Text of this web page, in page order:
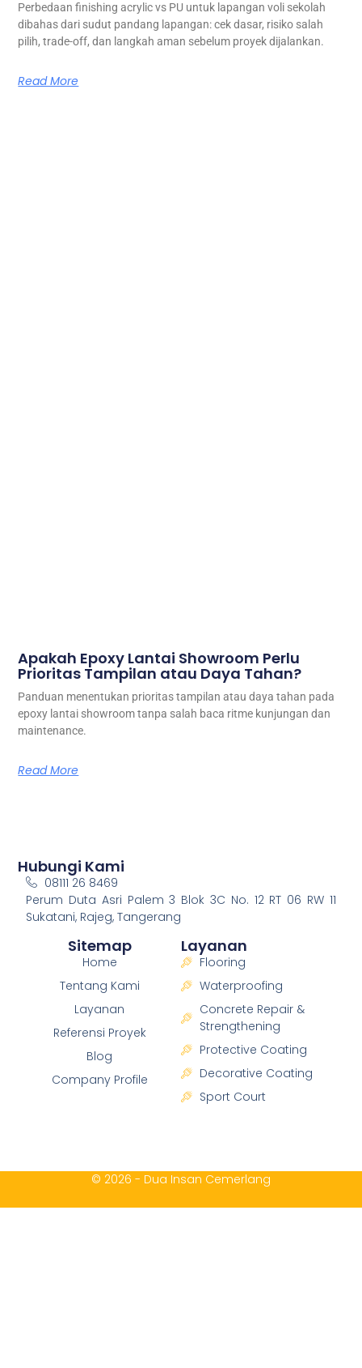
Perbedaan finishing acrylic vs PU untuk lapangan voli sekolah
dibahas dari sudut pandang lapangan: cek dasar, risiko salah
pilih, trade-off, dan langkah aman sebelum proyek dijalankan.
Read More
Apakah Epoxy Lantai Showroom Perlu
Prioritas Tampilan atau Daya Tahan?
Panduan menentukan prioritas tampilan atau daya tahan pada
epoxy lantai showroom tanpa salah baca ritme kunjungan dan
maintenance.
Read More
Hubungi Kami
08111 26 8469
Perum Duta Asri Palem 3 Blok 3C No. 12 RT 06 RW 11
Sukatani, Rajeg, Tangerang
Sitemap
Home
Tentang Kami
Layanan
Referensi Proyek
Blog
Company Profile
Layanan
Flooring
Waterproofing
Concrete Repair &
Strengthening
Protective Coating
Decorative Coating
Sport Court
© 2026 - Dua Insan Cemerlang